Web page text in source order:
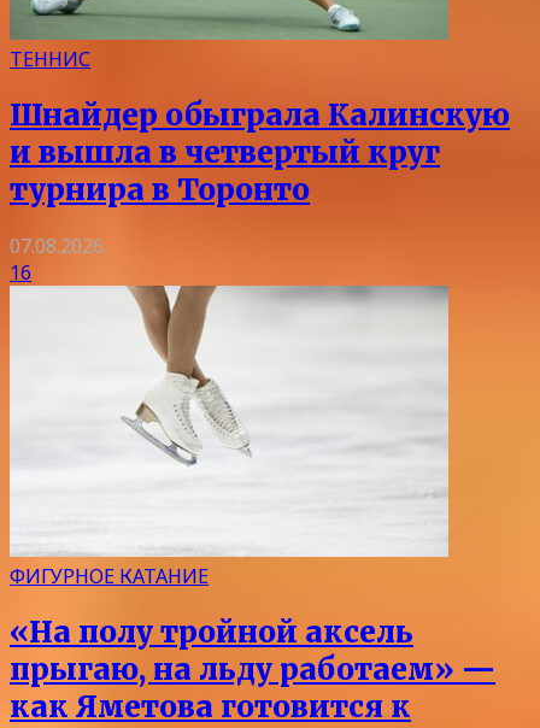
ТЕННИС
Шнайдер обыграла Калинскую
и вышла в четвертый круг
турнира в Торонто
07.08.2026
16
ФИГУРНОЕ КАТАНИЕ
«На полу тройной аксель
прыгаю, на льду работаем» —
как Яметова готовится к